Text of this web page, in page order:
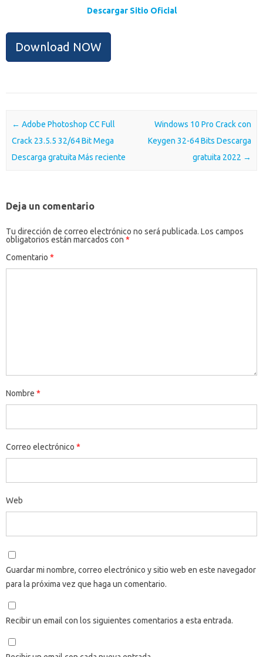
Descargar Sitio Oficial
Download NOW
Post navigation
← Adobe Photoshop CC Full
Crack 23.5.5 32/64 Bit Mega
Descarga gratuita Más reciente
Windows 10 Pro Crack con
Keygen 32-64 Bits Descarga
gratuita 2022 →
Deja un comentario
Tu dirección de correo electrónico no será publicada. Los campos
obligatorios están marcados con *
Comentario *
Nombre *
Correo electrónico *
Web
Guardar mi nombre, correo electrónico y sitio web en este navegador
para la próxima vez que haga un comentario.
Recibir un email con los siguientes comentarios a esta entrada.